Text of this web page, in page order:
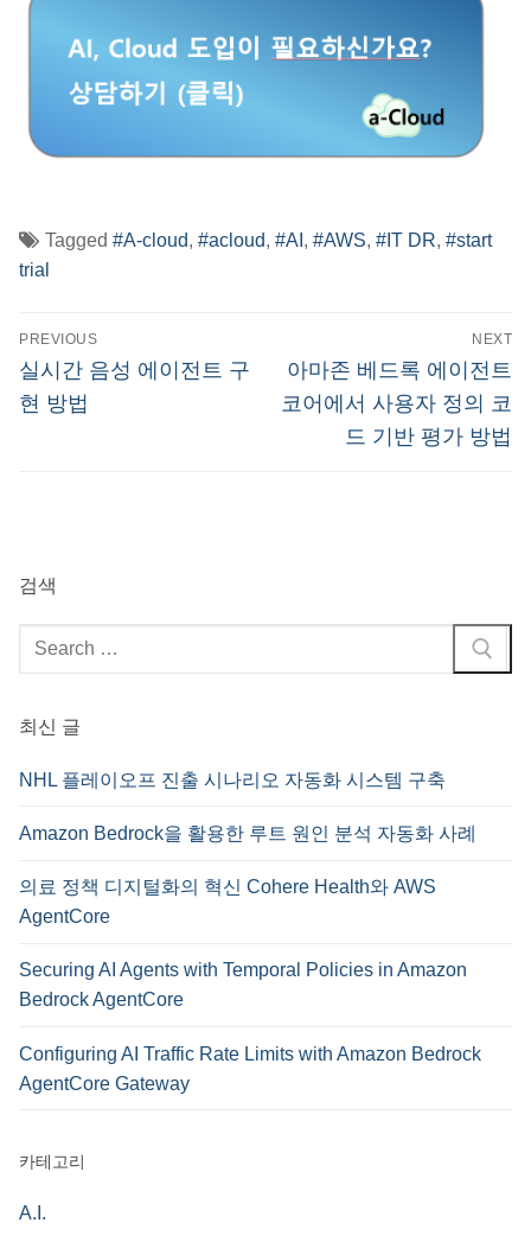
Tagged #A-cloud, #acloud, #AI , #AWS, #IT DR, #start
trial
글
탐
색
PREVIOUS
Previous
post:
실시간 음성 에이전트 구
현 방법
NEXT
Next
post:
아마존 베드록 에이전트
코어에서 사용자 정의 코
드 기반 평가 방법
검색
검
최신 글
NHL 플레이오프 진출 시나리오 자동화 시스템 구축
Amazon Bedrock을 활용한 루트 원인 분석 자동화 사례
의료 정책 디지털화의 혁신 Cohere Health와 AWS
AgentCore
Securing AI Agents with Temporal Policies in Amazon
Bedrock AgentCore
Configuring AI Traffic Rate Limits with Amazon Bedrock
AgentCore Gateway
카테고리
A.I.